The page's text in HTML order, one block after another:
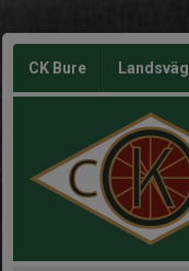
CK Bure Landsväg